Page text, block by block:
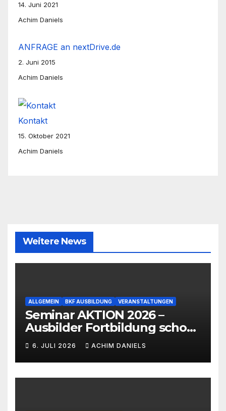
14. Juni 2021
Achim Daniels
ANFRAGE an nextDrive.de
2. Juni 2015
Achim Daniels
Kontakt
15. Oktober 2021
Achim Daniels
Weitere News
ALLGEMEIN BKF AUSBILDUNG VERANSTALTUNGEN
Seminar AKTION 2026 –
Ausbilder Fortbildung schon
ab 399€!!!
6. JULI 2026 ACHIM DANIELS